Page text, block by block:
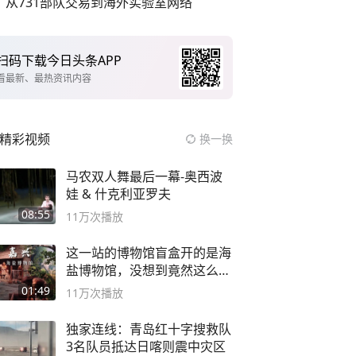
码下载今日头条APP
最新、最热资讯内容
精彩视频 换一换
08:55
马农双人舞最后一幕-奥西波
娃 & 什克利亚罗夫
11万次播放
01:49
这一站的博物馆盲盒开的是海
盐博物馆，没想到竟然这么好
逛！
11万次播放
独家连线：青岛红十字搜救队
3名队员抵达日喀则震中灾区